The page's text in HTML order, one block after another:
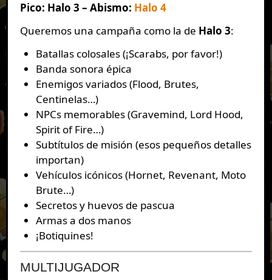
Pico: Halo 3 – Abismo: Halo 4
Queremos una campaña como la de Halo 3:
Batallas colosales (¡Scarabs, por favor!)
Banda sonora épica
Enemigos variados (Flood, Brutes,
Centinelas…)
NPCs memorables (Gravemind, Lord Hood,
Spirit of Fire…)
Subtítulos de misión (esos pequeños detalles
importan)
Vehículos icónicos (Hornet, Revenant, Moto
Brute…)
Secretos y huevos de pascua
Armas a dos manos
¡Botiquines!
MULTIJUGADOR